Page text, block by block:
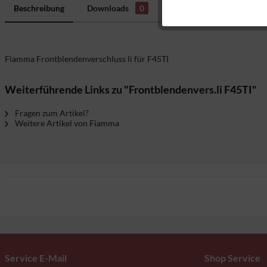
Beschreibung Downloads 0
Fiamma Frontblendenverschluss li für F45TI
Weiterführende Links zu "Frontblendenvers.li F45TI"
Fragen zum Artikel?
Weitere Artikel von Fiamma
Service E-Mail Shop Service